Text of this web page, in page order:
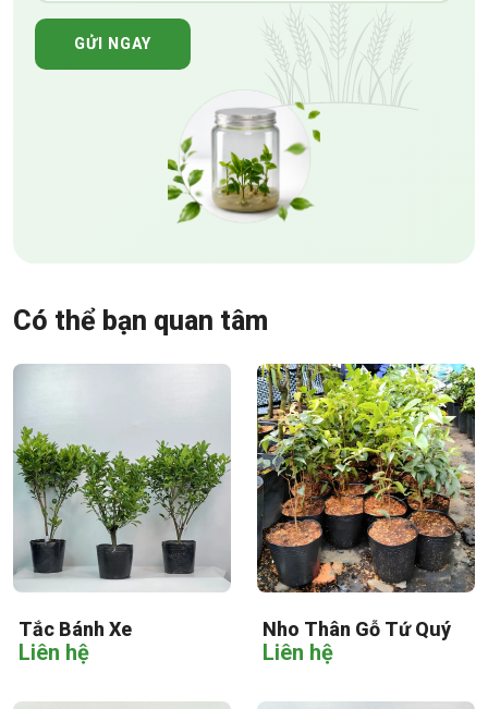
GỬI NGAY
Có thể bạn quan tâm
Tắc Bánh Xe
Liên hệ
Nho Thân Gỗ Tứ Quý
Liên hệ